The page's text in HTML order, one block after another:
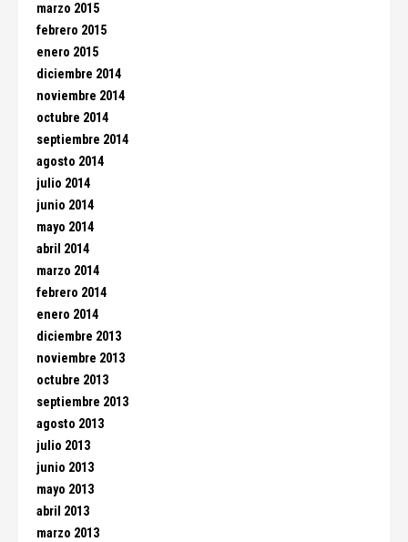
marzo 2015
febrero 2015
enero 2015
diciembre 2014
noviembre 2014
octubre 2014
septiembre 2014
agosto 2014
julio 2014
junio 2014
mayo 2014
abril 2014
marzo 2014
febrero 2014
enero 2014
diciembre 2013
noviembre 2013
octubre 2013
septiembre 2013
agosto 2013
julio 2013
junio 2013
mayo 2013
abril 2013
marzo 2013